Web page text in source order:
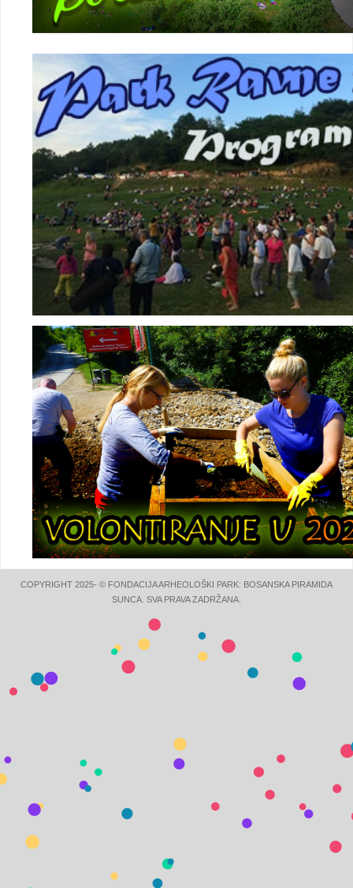
COPYRIGHT 2025- © FONDACIJA ARHEOLOŠKI PARK: BOSANSKA PIRAMIDA
SUNCA. SVA PRAVA ZADRŽANA.